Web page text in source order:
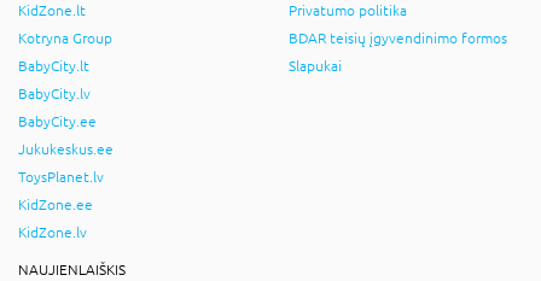
KidZone.lt
Kotryna Group
BabyCity.lt
BabyCity.lv
BabyCity.ee
Jukukeskus.ee
ToysPlanet.lv
KidZone.ee
KidZone.lv
Privatumo politika
BDAR teisių įgyvendinimo formos
Slapukai
NAUJIENLAIŠKIS